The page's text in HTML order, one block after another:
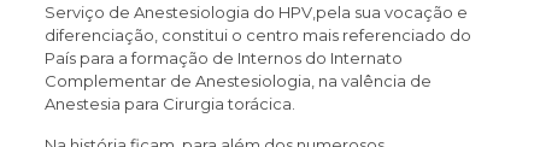
Serviço de Anestesiologia do HPV,pela sua vocação e
diferenciação, constitui o centro mais referenciado do
País para a formação de Internos do Internato
Complementar de Anestesiologia, na valência de
Anestesia para Cirurgia torácica.